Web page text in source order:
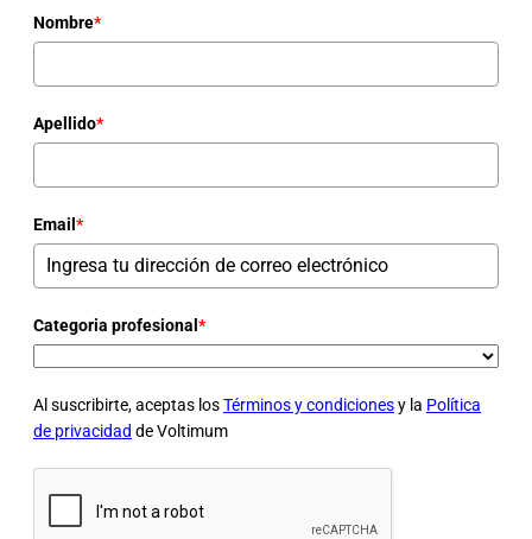
Nombre*
Apellido*
Email *
Categoria profesional *
Al suscribirte, aceptas losTérminos y condicionesy la Política
de privacidad de Voltimum